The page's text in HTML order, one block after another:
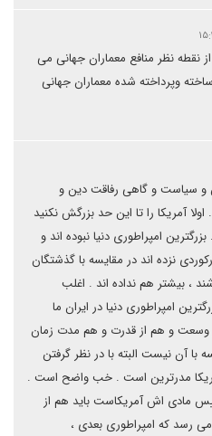
از نقطه نظر منافع معماران جهانی می
وپرداخته شده معماران جهانی
سیاست و گاهی رفاقت دین و
آمریکا را تا این حد بزرگش نکنید
امپراطوری دنیا نبوده اند و
نزده اند در مقایسه با گذشتگان
، بیشتر هم نداده اند . اغلب
امپراطوری دنیا در ایران ما
وسعت و هم از قدرت و هم مدت زمان
با آن نیست البته با در نظر گرفتن
مدرترین است . خب واضح است .
مادی اش آمریکاست باید هم از
رسد که امپراطوری بعدی ،